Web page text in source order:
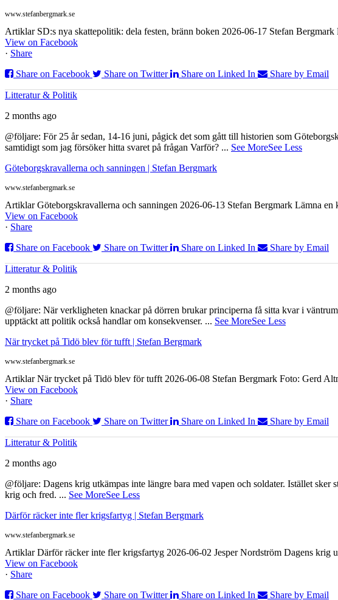
www.stefanbergmark.se
Artiklar SD:s nya skattepolitik: dela festen, bränn boken 2026-06-17 Stefan
View on Facebook
· Share
Share on Facebook
Share on Twitter Share on Linked In Share by Email
Litteratur & Politik
2 months ago
@följare: För 25 år sedan, 14-16 juni, pågick det som gått till historien som
samtidigt som jag försöker hitta svaret på frågan Varför? ... See MoreSee Less
Göteborgskravallerna och sanningen | Stefan Bergmark
www.stefanbergmark.se
Artiklar Göteborgskravallerna och sanningen 2026-06-13 Stefan Bergmark Lämna
View on Facebook
· Share
Share on Facebook
Share on Twitter Share on Linked In Share by Email
Litteratur & Politik
2 months ago
@följare: När verkligheten knackar på dörren brukar principerna få sitta kvar i
upptäckt att politik också handlar om konsekvenser. ... See MoreSee Less
När trycket på Tidö blev för tufft | Stefan Bergmark
www.stefanbergmark.se
Artiklar När trycket på Tidö blev för tufft 2026-06-08 Stefan Bergmark Foto: Gerd
View on Facebook
· Share
Share on Facebook
Share on Twitter Share on Linked In Share by Email
Litteratur & Politik
2 months ago
@följare: Dagens krig utkämpas inte längre bara med vapen och soldater. Istället
krig och fred. ... See MoreSee Less
Därför räcker inte fler krigsfartyg | Stefan Bergmark
www.stefanbergmark.se
Artiklar Därför räcker inte fler krigsfartyg 2026-06-02 Jesper Nordström Dagens krig
View on Facebook
· Share
Share on Facebook
Share on Twitter Share on Linked In Share by Email